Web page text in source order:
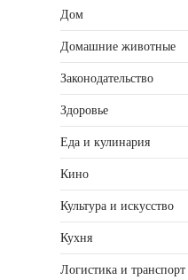
Дом
Домашние животные
Законодательство
Здоровье
Еда и кулинария
Кино
Культура и искусство
Кухня
Логистика и транспорт